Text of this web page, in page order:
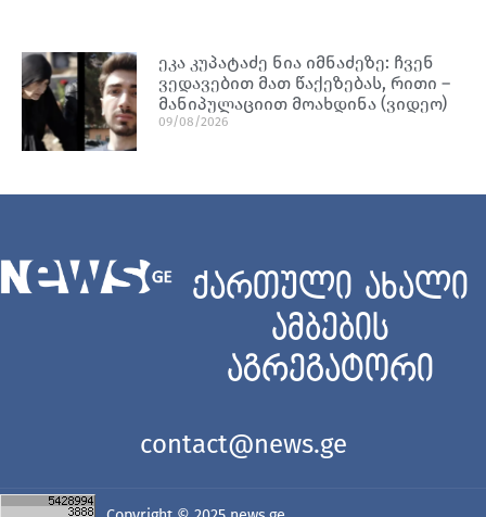
ეკა კუპატაძე ნია იმნაძეზე: ჩვენ
ვედავებით მათ წაქეზებას, რითი –
მანიპულაციით მოახდინა (ვიდეო)
09/08/2026
ქართული ახალი
ამბების
აგრეგატორი
contact@news.ge